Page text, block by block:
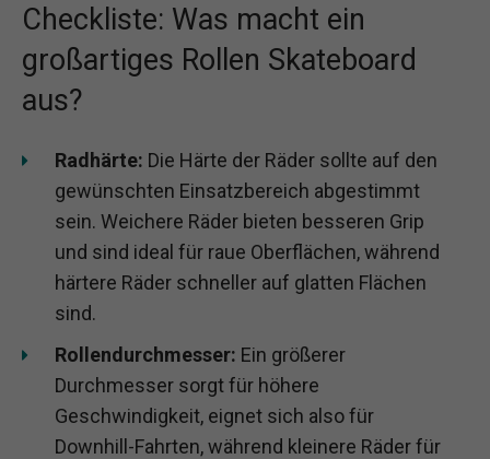
Checkliste: Was macht ein
großartiges Rollen Skateboard
aus?
Radhärte: Die Härte der Räder sollte auf den
gewünschten Einsatzbereich abgestimmt
sein. Weichere Räder bieten besseren Grip
und sind ideal für raue Oberflächen, während
härtere Räder schneller auf glatten Flächen
sind.
Rollendurchmesser: Ein größerer
Durchmesser sorgt für höhere
Geschwindigkeit, eignet sich also für
Downhill-Fahrten, während kleinere Räder für